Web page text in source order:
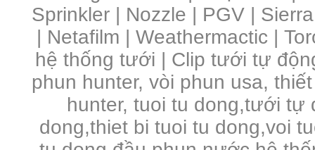
Sprinkler | Nozzle | PGV |
| Netafilm | Weathermactic |
hệ thống tưới | Clip tưới tự
phun hunter, vòi phun usa,
hunter, tuoi tu dong,tưới tự
dong,thiet bi tuoi tu dong,voi